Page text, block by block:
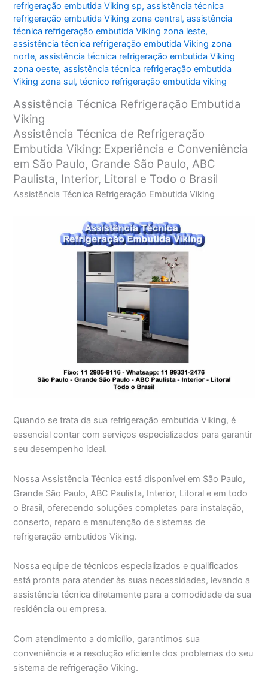
refrigeração embutida Viking sp,assistência técnica
refrigeração embutida Viking zona central,assistência
técnica refrigeração embutida Viking zona leste,
assistência técnica refrigeração embutida Viking zona
norte,assistência técnica refrigeração embutida Viking
zona oeste,assistência técnica refrigeração embutida
Viking zona sul,técnico refrigeração embutida viking
Assistência Técnica Refrigeração Embutida
Viking
Assistência Técnica de Refrigeração
Embutida Viking: Experiência e Conveniência
em São Paulo, Grande São Paulo, ABC
Paulista, Interior, Litoral e Todo o Brasil
Assistência Técnica Refrigeração Embutida Viking
Quando se trata da sua refrigeração embutida Viking, é
essencial contar com serviços especializados para garantir
seu desempenho ideal.
Nossa Assistência Técnica está disponível em São Paulo,
Grande São Paulo, ABC Paulista, Interior, Litoral e em todo
o Brasil, oferecendo soluções completas para instalação,
conserto, reparo e manutenção de sistemas de
refrigeração embutidos Viking.
Nossa equipe de técnicos especializados e qualificados
está pronta para atender às suas necessidades, levando a
assistência técnica diretamente para a comodidade da sua
residência ou empresa.
Com atendimento a domicílio, garantimos sua
conveniência e a resolução eficiente dos problemas do seu
sistema de refrigeração Viking.